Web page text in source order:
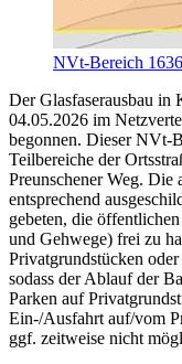
NVt-Bereich
Der Glasfaserausbau in
04.05.2026 im
begonnen. Dieser NVt-
Teilbereiche der
Preunschener Weg. Die
entsprechend
gebeten, die
und Gehwege) frei zu
Privatgrundstücken
sodass der Ablauf der
Parken auf
Ein-/Ausfahrt auf/vom
ggf. zeitweise nicht